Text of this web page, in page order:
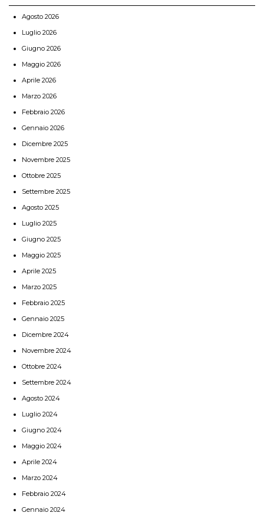
Agosto 2026
Luglio 2026
Giugno 2026
Maggio 2026
Aprile 2026
Marzo 2026
Febbraio 2026
Gennaio 2026
Dicembre 2025
Novembre 2025
Ottobre 2025
Settembre 2025
Agosto 2025
Luglio 2025
Giugno 2025
Maggio 2025
Aprile 2025
Marzo 2025
Febbraio 2025
Gennaio 2025
Dicembre 2024
Novembre 2024
Ottobre 2024
Settembre 2024
Agosto 2024
Luglio 2024
Giugno 2024
Maggio 2024
Aprile 2024
Marzo 2024
Febbraio 2024
Gennaio 2024